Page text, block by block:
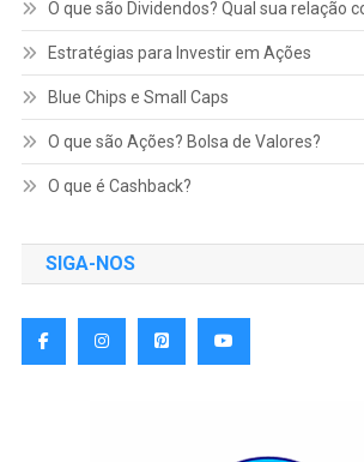
O que são Dividendos? Qual sua relação
Estratégias para Investir em Ações
Blue Chips e Small Caps
O que são Ações? Bolsa de Valores?
O que é Cashback?
SIGA-NOS